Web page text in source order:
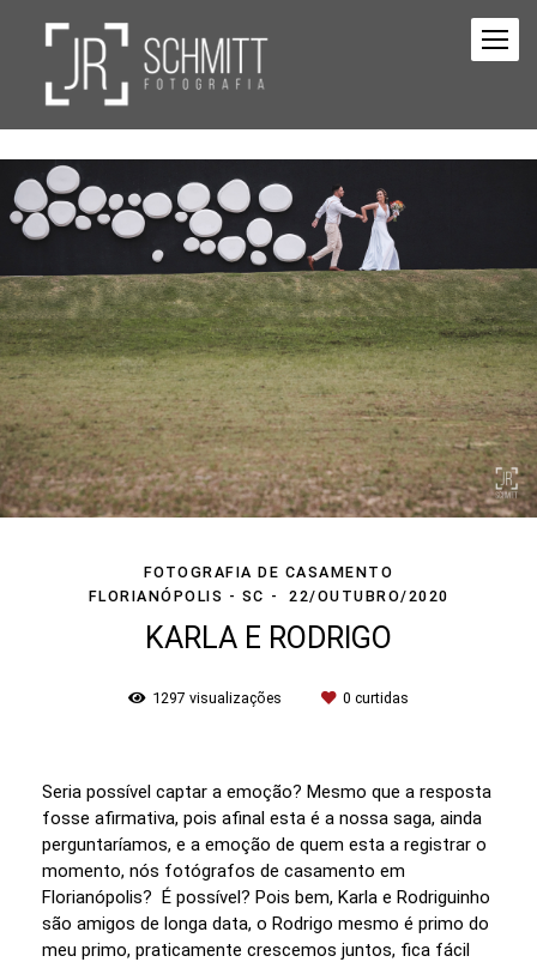
FOTOGRAFIA DE CASAMENTO
FLORIANÓPOLIS - SC
22/OUTUBRO/2020
KARLA E RODRIGO
1297 visualizações 0 curtidas
Seria possível captar a emoção? Mesmo que a resposta
fosse afirmativa, pois afinal esta é a nossa saga, ainda
perguntaríamos, e a emoção de quem esta a registrar o
momento, nós fotógrafos de casamento em
Florianópolis? É possível? Pois bem, Karla e Rodriguinho
são amigos de longa data, o Rodrigo mesmo é primo do
meu primo, praticamente crescemos juntos, fica fácil